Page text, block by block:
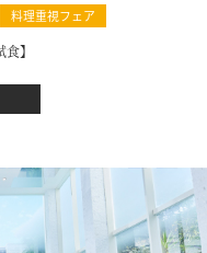
料理重視フェア
】